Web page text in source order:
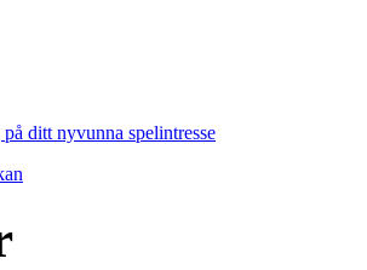
ditt nyvunna spelintresse